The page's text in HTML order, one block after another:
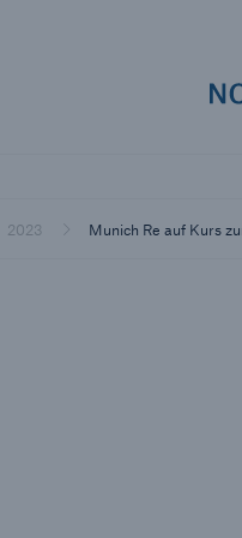
2023 Munich Re auf Kurs
Investieren in Munich Re